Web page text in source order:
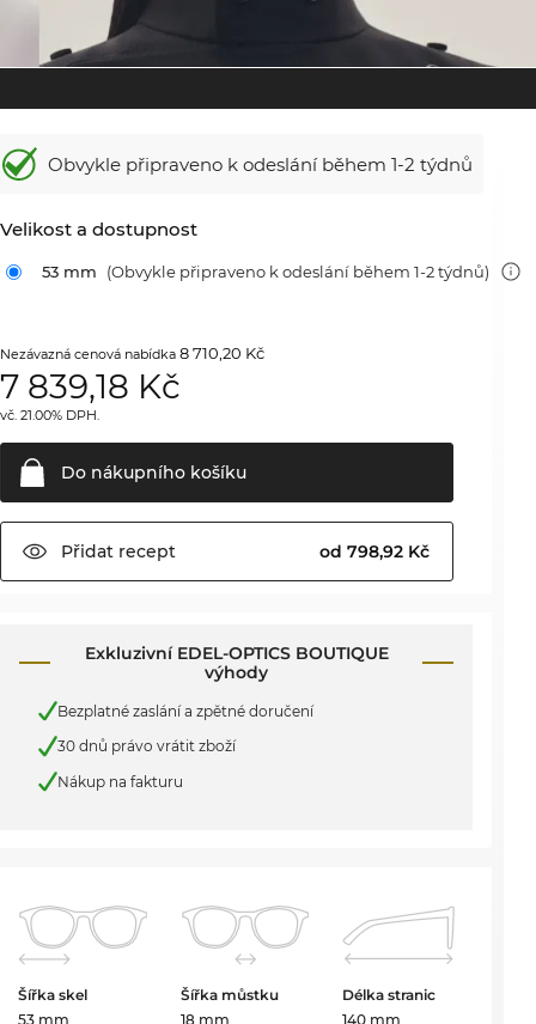
Obvykle připraveno k odeslání během 1-2 týdnů
Velikost a dostupnost
53 mm (Obvykle připraveno k odeslání během 1-2 týdnů)
Nezávazná cenová nabídka8 710,20 Kč
7 839,18 Kč
vč. 21.00% DPH.
Do nákupního košíku
Přidat recept od 798,92 Kč
Exkluzivní EDEL-OPTICS BOUTIQUE
výhody
Bezplatné zaslání a zpětné doručení
30 dnů právo vrátit zboží
Nákup na fakturu
Šířka skel
53 mm
Šířka můstku
18 mm
Délka stranic
140 mm